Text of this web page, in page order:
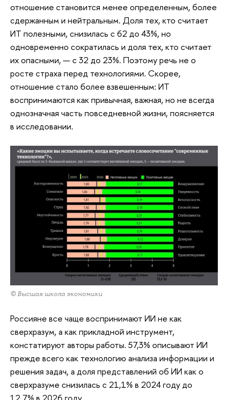
отношение становится менее определенным, более
сдержанным и нейтральным. Доля тех, кто считает
ИТ полезными, снизилась с 62 до 43%, но
одновременно сократилась и доля тех, кто считает
их опасными, — с 32 до 23%. Поэтому речь не о
росте страха перед технологиями. Скорее,
отношение стало более взвешенным: ИТ
воспринимаются как привычная, важная, но не всегда
однозначная часть повседневной жизни, поясняется
в исследовании.
© Высшая школа экономики
Россияне все чаще воспринимают ИИ не как
сверхразум, а как прикладной инструмент,
констатируют авторы работы. 57,3% описывают ИИ
прежде всего как технологию анализа информации и
решения задач, а доля представлений об ИИ как о
сверхразуме снизилась с 21,1% в 2024 году до